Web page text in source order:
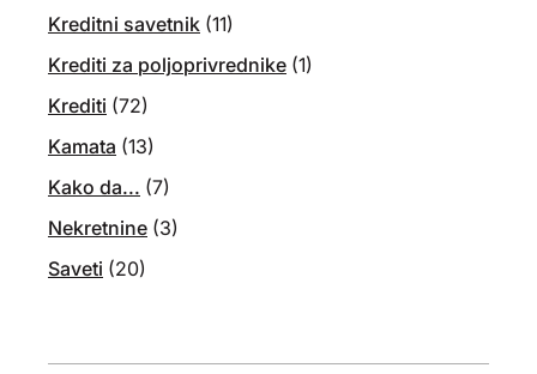
Kreditni savetnik (11)
Krediti za poljoprivrednike (1)
Krediti (72)
Kamata (13)
Kako da... (7)
Nekretnine (3)
Saveti (20)